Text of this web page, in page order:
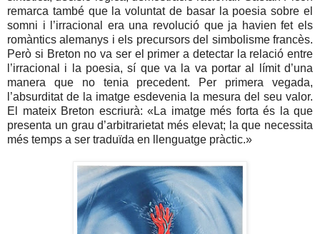
remarca també que la voluntat de basar la poesia sobre el
somni i l’irracional era una revolució que ja havien fet els
romàntics alemanys i els precursors del simbolisme francès.
Però si Breton no va ser el primer a detectar la relació entre
l’irracional i la poesia, sí que va la va portar al límit d’una
manera que no tenia precedent. Per primera vegada,
l’absurditat de la imatge esdevenia la mesura del seu valor.
El mateix Breton escriurà: «La imatge més forta és la que
presenta un grau d’arbitrarietat més elevat; la que necessita
més temps a ser traduïda en llenguatge pràctic.»